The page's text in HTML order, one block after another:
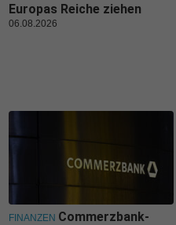
Europas Reiche ziehen
06.08.2026
FINANZEN Commerzbank-